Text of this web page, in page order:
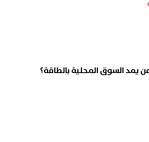
يمد السوق المحلية بالطاقة؟